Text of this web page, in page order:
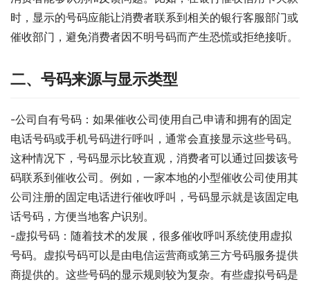
时，显示的号码应能让消费者联系到相关的银行客服部门或
催收部门，避免消费者因不明号码而产生恐慌或拒绝接听。
二、号码来源与显示类型
-公司自有号码：如果催收公司使用自己申请和拥有的固定
电话号码或手机号码进行呼叫，通常会直接显示这些号码。
这种情况下，号码显示比较直观，消费者可以通过回拨该号
码联系到催收公司。例如，一家本地的小型催收公司使用其
公司注册的固定电话进行催收呼叫，号码显示就是该固定电
话号码，方便当地客户识别。
-虚拟号码：随着技术的发展，很多催收呼叫系统使用虚拟
号码。虚拟号码可以是由电信运营商或第三方号码服务提供
商提供的。这些号码的显示规则较为复杂。有些虚拟号码是